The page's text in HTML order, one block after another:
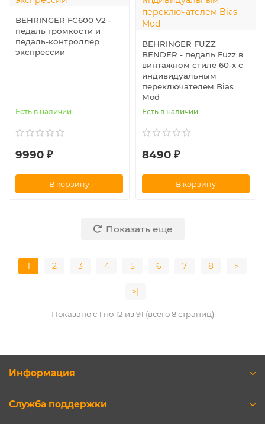
BEHRINGER FC600 V2 -
педаль громкости и
педаль-контроллер
экспрессии
Есть в наличии
9990 ₽
В корзину
BEHRINGER FUZZ
BENDER - педаль Fuzz в
винтажном стиле 60-х с
индивидуальным
переключателем Bias
Mod
Есть в наличии
8490 ₽
В корзину
Показать еще
1 2 3 4 5 6 7 8 >
>|
Показано с 1 по 12 из 91 (всего 8 страниц)
Информация
Служба поддержки